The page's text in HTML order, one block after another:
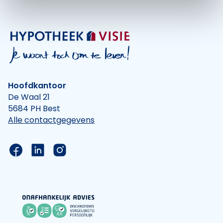
Hoofdkantoor
De Waal 21
5684 PH Best
Alle contactgegevens
Link naar de Facebook pagina van Hypotheek
Link naar de LinkedIn pagina van
Link naar de Instagram pagina van